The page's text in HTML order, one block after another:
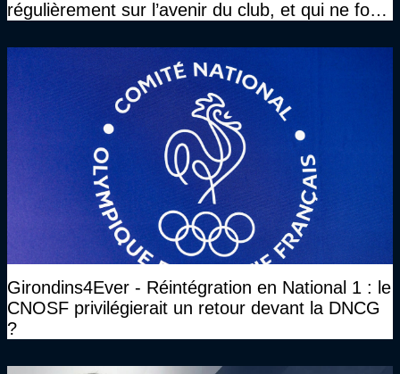
régulièrement sur l’avenir du club, et qui ne font
Girondins4Ever - Réintégration en National 1 : le
CNOSF privilégierait un retour devant la DNCG
?